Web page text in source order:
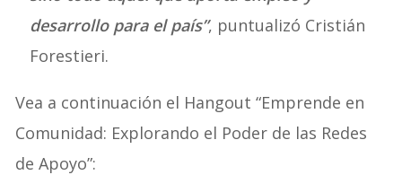
desarrollo para el país”, puntualizó Cristián
Forestieri.
Vea a continuación el Hangout “Emprende en
Comunidad: Explorando el Poder de las Redes
de Apoyo”: